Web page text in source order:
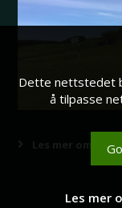
Les mer om
Dette nettstedet
å tilpasse
Les mer